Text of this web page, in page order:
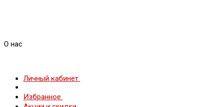
О нас
Личный кабинет
Избранное